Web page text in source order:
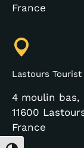
France
Lastours
4 moulin bas,
11600
France